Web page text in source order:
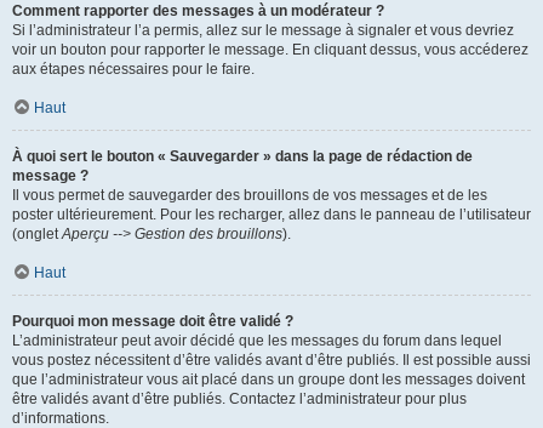
Comment rapporter des messages à un modérateur ?
Si l’administrateur l’a permis, allez sur le message à signaler et vous devriez
voir un bouton pour rapporter le message. En cliquant dessus, vous accéderez
aux étapes nécessaires pour le faire.
Haut
À quoi sert le bouton « Sauvegarder » dans la page de rédaction de
message ?
Il vous permet de sauvegarder des brouillons de vos messages et de les
poster ultérieurement. Pour les recharger, allez dans le panneau de l’utilisateur
(ongletAperçu --> Gestion des brouillons).
Haut
Pourquoi mon message doit être validé ?
L’administrateur peut avoir décidé que les messages du forum dans lequel
vous postez nécessitent d’être validés avant d’être publiés. Il est possible aussi
que l’administrateur vous ait placé dans un groupe dont les messages doivent
être validés avant d’être publiés. Contactez l’administrateur pour plus
d’informations.